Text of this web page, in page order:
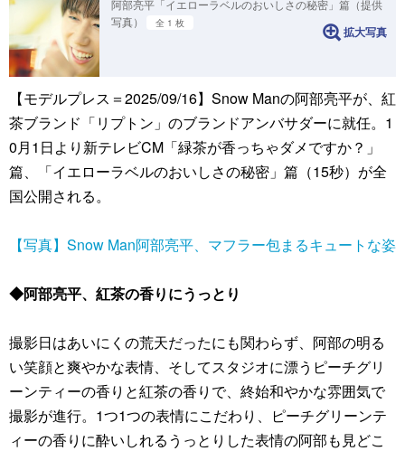
阿部亮平「イエローラベルのおいしさの秘密」篇（提供
写真）
全 1 枚
拡大写真
【モデルプレス＝2025/09/16】Snow Manの阿部亮平が、紅
茶ブランド「リプトン」のブランドアンバサダーに就任。1
0月1日より新テレビCM「緑茶が香っちゃダメですか？」
篇、「イエローラベルのおいしさの秘密」篇（15秒）が全
国公開される。
【写真】Snow Man阿部亮平、マフラー包まるキュートな姿
◆阿部亮平、紅茶の香りにうっとり
撮影日はあいにくの荒天だったにも関わらず、阿部の明る
い笑顔と爽やかな表情、そしてスタジオに漂うピーチグリ
ーンティーの香りと紅茶の香りで、終始和やかな雰囲気で
撮影が進行。1つ1つの表情にこだわり、ピーチグリーンテ
ィーの香りに酔いしれるうっとりした表情の阿部も見どこ